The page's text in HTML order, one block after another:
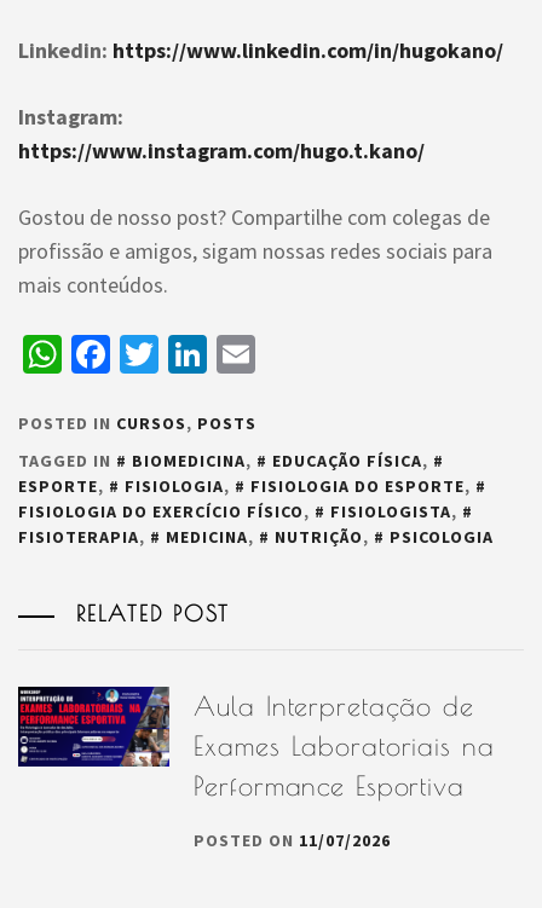
Linkedin: https://www.linkedin.com/in/hugokano/
Instagram:
https://www.instagram.com/hugo.t.kano/
Gostou de nosso post? Compartilhe com colegas de
profissão e amigos, sigam nossas redes sociais para
mais conteúdos.
WhatsApp
Facebook
TwitterLinkedIn
POSTED IN CURSOS, POSTS
TAGGED IN
BIOMEDICINA, EDUCAÇÃO FÍSICA,
ESPORTE, FISIOLOGIA, FISIOLOGIA DO ESPORTE,
FISIOLOGIA DO EXERCÍCIO FÍSICO, FISIOLOGISTA,
FISIOTERAPIA, MEDICINA, NUTRIÇÃO, PSICOLOGIA
RELATED POST
Aula Interpretação de
Exames Laboratoriais na
Performance Esportiva
POSTED ON 11/07/2026